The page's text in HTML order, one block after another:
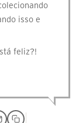
isso e
feliz?!